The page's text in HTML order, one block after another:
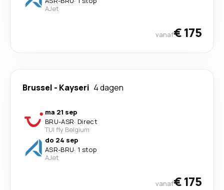
AJet
vanaf€ 175
Brussel - Kayseri 4 dagen
ma 21 sep
BRU-ASR· Direct
TUI fly Belgium
do 24 sep
ASR-BRU· 1 stop
AJet
vanaf€ 175